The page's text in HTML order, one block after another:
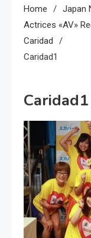
Home
Japan
Actrices «AV»
Caridad
Caridad1
Caridad1